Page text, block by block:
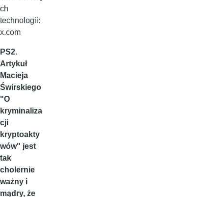
ch
technologii:
x.com
PS2.
Artykuł
Macieja
Świrskiego
"O
kryminaliza
cji
kryptoakty
wów" jest
tak
cholernie
ważny i
mądry, że